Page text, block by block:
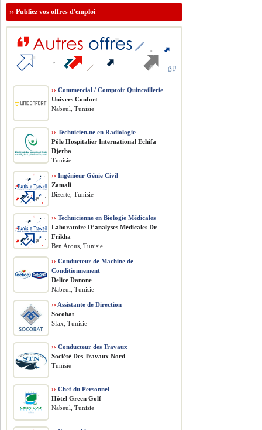
››Publiez vos offres d'emploi
›› Commercial / Comptoir Quincaillerie
Univers Confort
Nabeul, Tunisie
›› Technicien.ne en Radiologie
Pôle Hospitalier International Echifa
Djerba
Tunisie
›› Ingénieur Génie Civil
Zamali
Bizerte, Tunisie
›› Technicienne en Biologie Médicales
Laboratoire D’analyses Médicales Dr
Frikha
Ben Arous, Tunisie
›› Conducteur de Machine de
Conditionnement
Delice Danone
Nabeul, Tunisie
›› Assistante de Direction
Socobat
Sfax, Tunisie
›› Conducteur des Travaux
Société Des Travaux Nord
Tunisie
›› Chef du Personnel
Hôtel Green Golf
Nabeul, Tunisie